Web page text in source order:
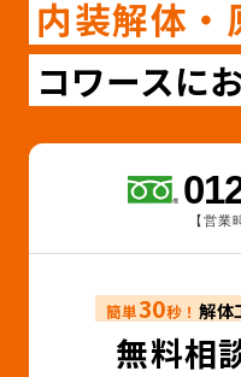
内装解体・
コワースに
【営
簡単30秒！解体
無料相